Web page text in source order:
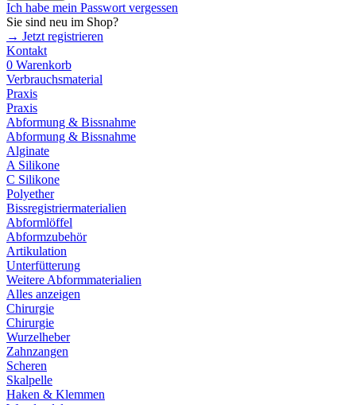
Ich habe mein Passwort vergessen
Sie sind neu im Shop?
→ Jetzt registrieren
Kontakt
0 Warenkorb
Verbrauchsmaterial
Praxis
Praxis
Abformung & Bissnahme
Abformung & Bissnahme
Alginate
A Silikone
C Silikone
Polyether
Bissregistriermaterialien
Abformlöffel
Abformzubehör
Artikulation
Unterfütterung
Weitere Abformmaterialien
Alles anzeigen
Chirurgie
Chirurgie
Wurzelheber
Zahnzangen
Scheren
Skalpelle
Haken & Klemmen